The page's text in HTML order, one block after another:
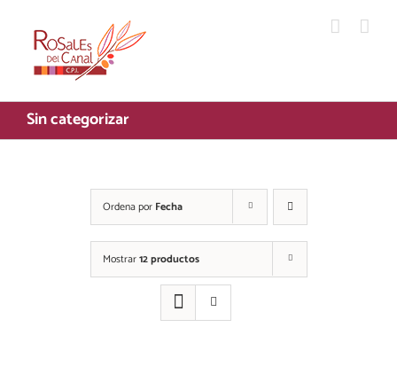
contenido
Sin categorizar
Ordena por Fecha
Mostrar12 productos